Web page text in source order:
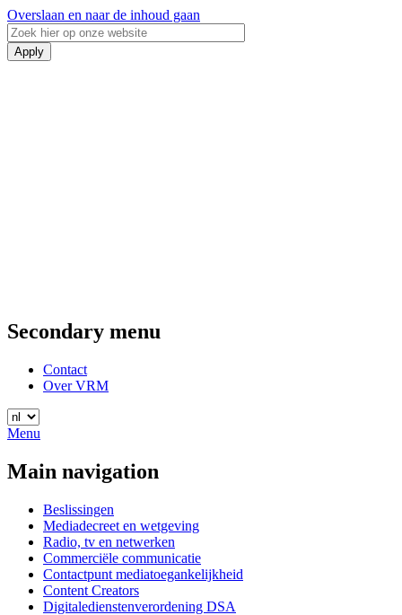
Overslaan en naar de inhoud gaan
Secondary menu
Contact
Over VRM
Menu
Main navigation
Beslissingen
Mediadecreet en wetgeving
Radio, tv en netwerken
Commerciële communicatie
Contactpunt mediatoegankelijkheid
Content Creators
Digitaledienstenverordening DSA